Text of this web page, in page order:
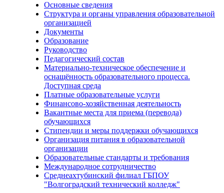
Основные сведения
Структура и органы управления образовательной
организацией
Документы
Образование
Руководство
Педагогический состав
Материально-техническое обеспечение и
оснащённость образовательного процесса.
Доступная среда
Платные образовательные услуги
Финансово-хозяйственная деятельность
Вакантные места для приема (перевода)
обучающихся
Стипендии и меры поддержки обучающихся
Организация питания в образовательной
организации
Образовательные стандарты и требования
Международное сотрудничество
Среднеахтубинский филиал ГБПОУ
"Волгоградский технический колледж"